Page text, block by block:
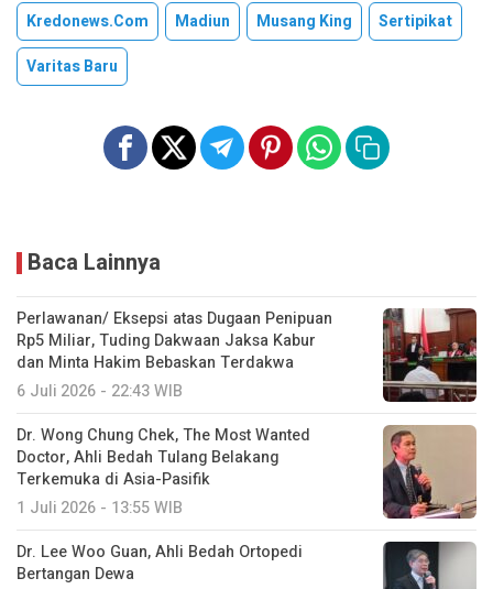
Kredonews.com Madiun Musang King
Sertipikat
Varitas Baru
Baca Lainnya
Perlawanan/ Eksepsi atas Dugaan Penipuan
Rp5 Miliar, Tuding Dakwaan Jaksa Kabur
dan Minta Hakim Bebaskan Terdakwa
6 Juli 2026 - 22:43 WIB
Dr. Wong Chung Chek, The Most Wanted
Doctor, Ahli Bedah Tulang Belakang
Terkemuka di Asia-Pasifik
1 Juli 2026 - 13:55 WIB
Dr. Lee Woo Guan, Ahli Bedah Ortopedi
Bertangan Dewa